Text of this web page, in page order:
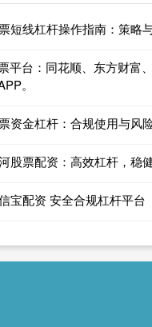
短线杠杆操作指南：策略
平台：同花顺、东方财富
。
资金杠杆：合规使用与风
股票配资：高效杠杆，稳
宝配资 安全合规杠杆平台